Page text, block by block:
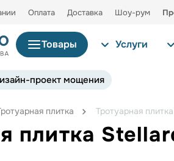
Оплата Доставка Шоу-рум
Товары Услуги
проект мощения
плитка Тротуарная
плитка